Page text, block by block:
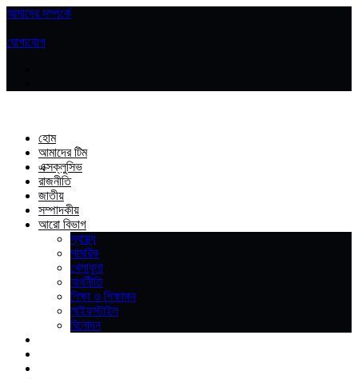
আমাদের সম্পর্কে
যোগাযোগ
হোম
আমাদের টিম
এক্সক্লুসিভ
রাজনীতি
জাতীয়
সম্পাদকীয়
আরো বিভাগ
স্বাস্থ্য
সামরিক
খেলাধুলা
অর্থনীতি
শিক্ষা ও শিক্ষাঙ্গন
লাইফস্টাইল
বিনোদন